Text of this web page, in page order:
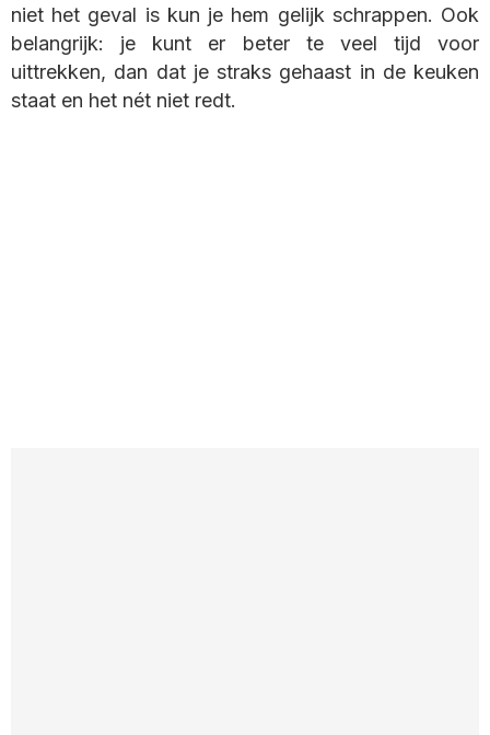
niet het geval is kun je hem gelijk schrappen. Ook
belangrijk: je kunt er beter te veel tijd voor
uittrekken, dan dat je straks gehaast in de keuken
staat en het nét niet redt.